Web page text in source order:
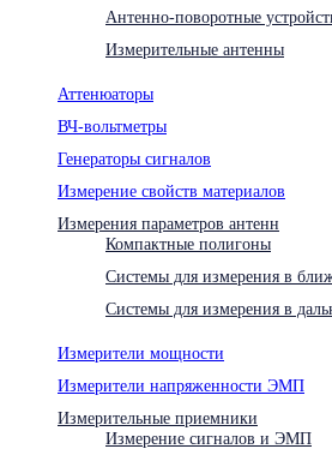
Антенно-поворотные
Измерительные антенны
Аттенюаторы
ВЧ-вольтметры
Генераторы сигналов
Измерение свойств материалов
Измерения параметров антенн
Компактные полигоны
Системы для измерения в
Системы для измерения в
Измерители мощности
Измерители напряженности ЭМП
Измерительные приемники
Измерение сигналов и ЭМП